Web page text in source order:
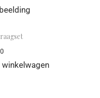
winkelwagen